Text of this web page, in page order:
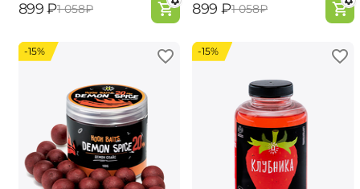
‍899‍ ₽‍1 058‍₽ ‍899‍ ₽‍1 058‍₽
-15% -15%